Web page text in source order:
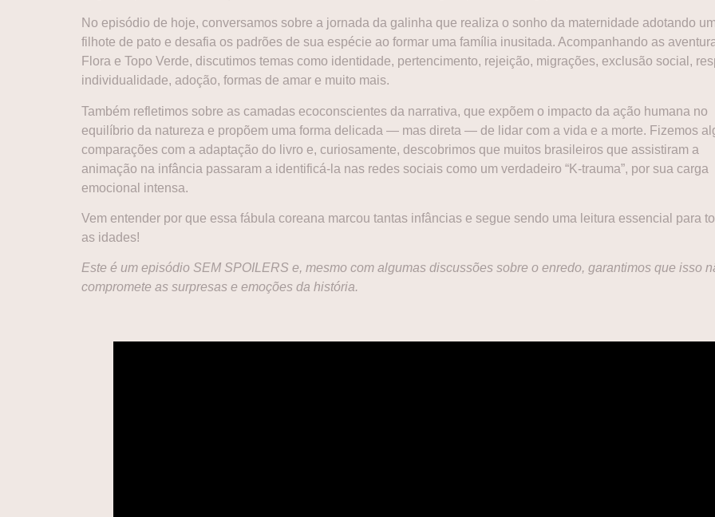
No episódio de hoje, conversamos sobre a jornada da galinha que realiza o sonho da maternidade adotando
filhote de pato e desafia os padrões de sua espécie ao formar uma família inusitada. Acompanhando as
Flora e Topo Verde, discutimos temas como identidade, pertencimento, rejeição, migrações, exclusão social,
individualidade, adoção, formas de amar e muito mais.
Também refletimos sobre as camadas ecoconscientes da narrativa, que expõem o impacto da ação humana no
equilíbrio da natureza e propõem uma forma delicada — mas direta — de lidar com a vida e a morte. Fizemos
comparações com a adaptação do livro e, curiosamente, descobrimos que muitos brasileiros que assistiram a
animação na infância passaram a identificá-la nas redes sociais como um verdadeiro “K-trauma”, por sua carga
emocional intensa.
Vem entender por que essa fábula coreana marcou tantas infâncias e segue sendo uma leitura essencial para
as idades!
Este é um episódio SEM SPOILERS e, mesmo com algumas discussões sobre o enredo, garantimos que isso
compromete as surpresas e emoções da história.